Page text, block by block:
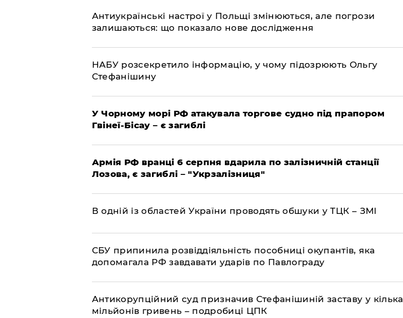
Антиукраїнські настрої у Польщі змінюються, але погрози
залишаються: що показало нове дослідження
НАБУ розсекретило інформацію, у чому підозрюють Ольгу
Стефанішину
У Чорному морі РФ атакувала торгове судно під прапором
Гвінеї-Бісау – є загиблі
Армія РФ вранці 6 серпня вдарила по залізничній станції
Лозова, є загиблі – "Укрзалізниця"
В одній із областей України проводять обшуки у ТЦК – ЗМІ
СБУ припинила розвіддіяльність пособниці окупантів, яка
допомагала РФ завдавати ударів по Павлограду
Антикорупційний суд призначив Стефанішиній заставу у кілька
мільйонів гривень – подробиці ЦПК